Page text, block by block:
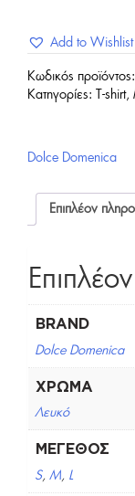
Add to Wishlist
Κωδικός προϊόντος:
Κατηγορίες:
T-shirt,
Dolce Domenica
Επιπλέον
BRAND
Dolce Domenica
ΧΡΏΜΑ
Λευκό
ΜΈΓΕΘΟΣ
S, M, L